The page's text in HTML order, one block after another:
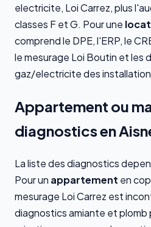
electricite, Loi Carrez, plus
classes F et G. Pour une
comprend le DPE, l'ERP, le
le mesurage Loi Boutin et les
gaz/electricite des
Appartement ou
diagnostics en
La liste des diagnostics
Pour un appartement en
mesurage Loi Carrez est
diagnostics amiante et plomb